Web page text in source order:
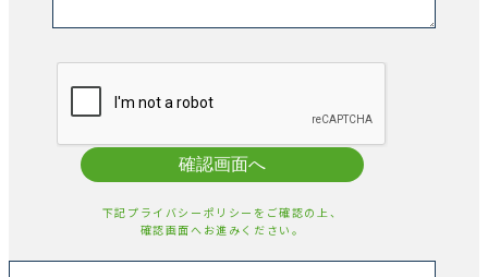
確認画面へ
下記プライバシーポリシーをご確認の上、
確認画面へお進みください。